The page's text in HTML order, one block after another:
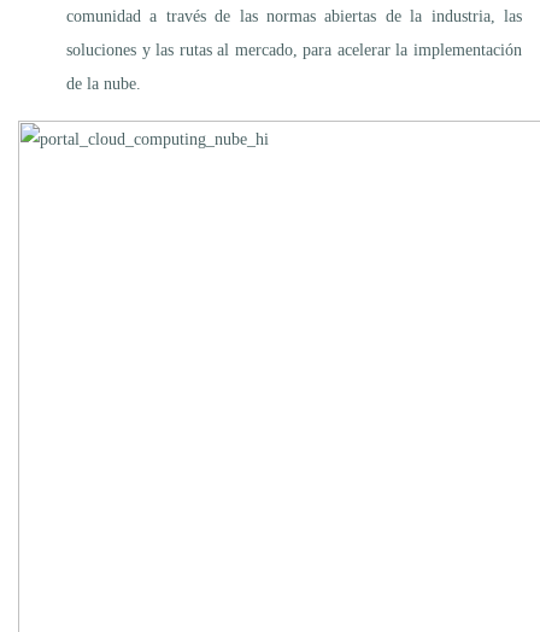
comunidad a través de las normas abiertas de la industria, las
soluciones y las rutas al mercado, para acelerar la implementación
de la nube.